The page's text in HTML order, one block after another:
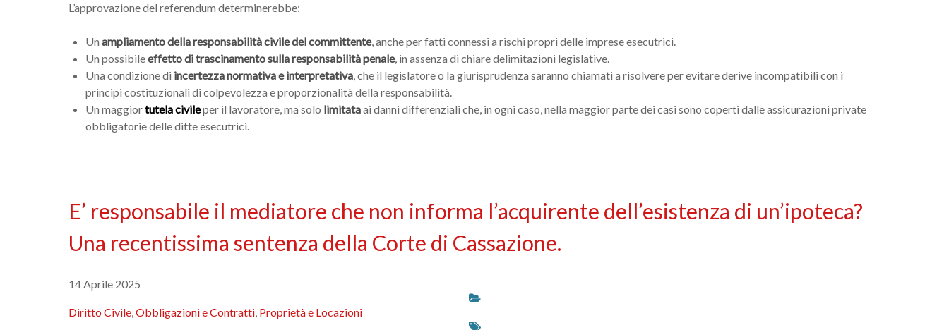
L’approvazione del referendum determinerebbe:
Un ampliamento della responsabilità civile del committente, anche per fatti connessi a rischi propri delle imprese esecutrici.
Un possibileeffetto di trascinamento sulla responsabilità penale, in assenza di chiare delimitazioni legislative.
Una condizione di incertezza normativa e interpretativa, che il legislatore o la giurisprudenza saranno chiamati a risolvere per evitare derive incompatibili con i
principi costituzionali di colpevolezza e proporzionalità della responsabilità.
Un maggiortutela civileper il lavoratore, ma solo limitataai danni differenziali che, in ogni caso, nella maggior parte dei casi sono coperti dalle assicurazioni private
obbligatorie delle ditte esecutrici.
E’ responsabile il mediatore che non informa l’acquirente dell’esistenza di un’ipoteca?
Una recentissima sentenza della Corte di Cassazione.
14 Aprile 2025
Diritto Civile,Obbligazioni e Contratti, Proprietà e Locazioni